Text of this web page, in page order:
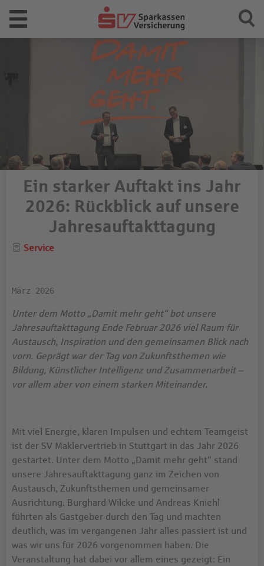
Ein starker Auftakt ins Jahr
2026: Rückblick auf unsere
Jahresauftakttagung
Category
Service
März 2026
Unter dem Motto „Damit mehr geht“ bot unsere
Jahresauftakttagung Ende Februar 2026 viel Raum für
Austausch, Inspiration und den gemeinsamen Blick nach
vorn. Geprägt war der Tag von Zukunftsthemen wie
Bildung, Künstlicher Intelligenz und Zusammenarbeit –
vor allem aber von einem starken Miteinander.
Mit viel Energie, klaren Impulsen und echtem Teamgeist
ist der SV Maklervertrieb in Stuttgart in das Jahr 2026
gestartet. Unter dem Motto „Damit mehr geht“ stand
unsere Jahresauftakttagung ganz im Zeichen von
Austausch, Zukunftsthemen und gemeinsamer
Ausrichtung. Burghard Wilcke und Andreas Kniehl
führten als Gastgeber durch den Tag und machten
deutlich, was im vergangenen Jahr alles passiert ist und
was wir uns für 2026 vorgenommen haben. Die
Veranstaltung hat dabei vor allem eines gezeigt: Ein